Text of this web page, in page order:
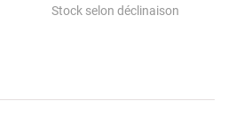
Stock selon déclinaison